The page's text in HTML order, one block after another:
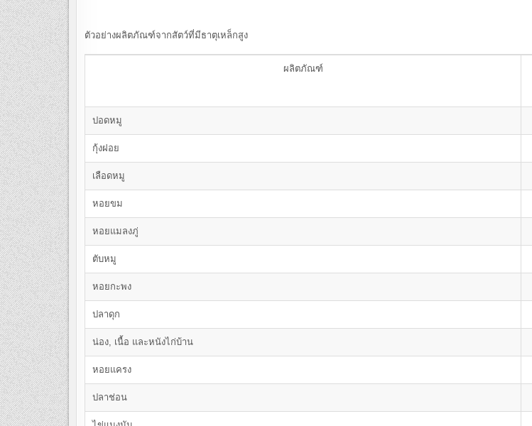
ตัวอย่างผลิตภัณฑ์จากสัตว์ที่มีธาตุเหล็กสูง
ผลิตภัณฑ์
ปอดหมู
กุ้งฝอย
เลือดหมู
หอยขม
หอยแมลงภู่
ตับหมู
หอยกะพง
ปลาดุก
น่อง, เนื้อ และหนังไก่บ้าน
หอยแครง
ปลาช่อน